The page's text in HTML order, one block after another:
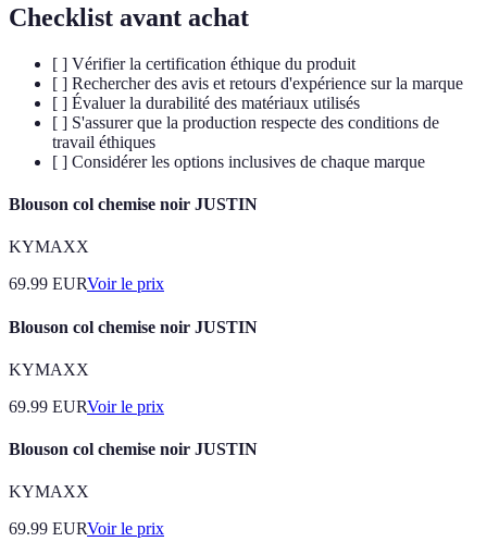
Checklist avant achat
[ ] Vérifier la certification éthique du produit
[ ] Rechercher des avis et retours d'expérience sur la marque
[ ] Évaluer la durabilité des matériaux utilisés
[ ] S'assurer que la production respecte des conditions de
travail éthiques
[ ] Considérer les options inclusives de chaque marque
Blouson col chemise noir JUSTIN
KYMAXX
69.99 EURVoir le prix
Blouson col chemise noir JUSTIN
KYMAXX
69.99 EURVoir le prix
Blouson col chemise noir JUSTIN
KYMAXX
69.99 EURVoir le prix